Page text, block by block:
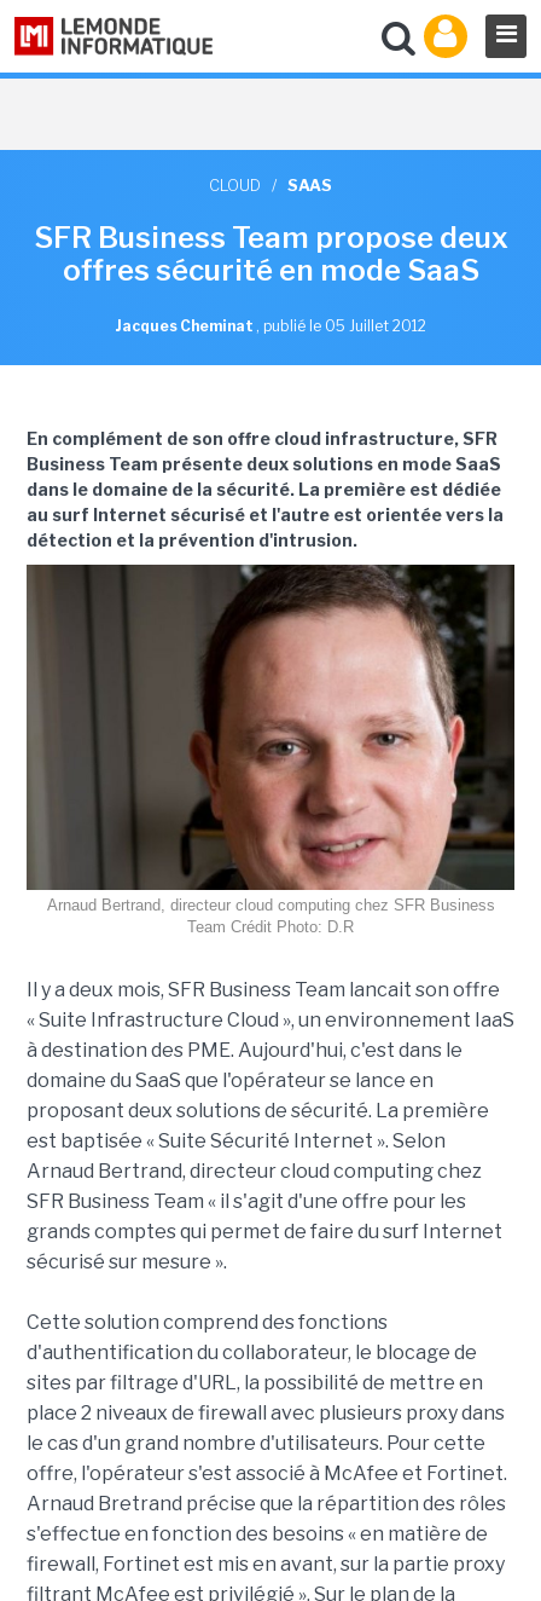
CLOUD / SAAS
SFR Business Team propose deux
offres sécurité en mode SaaS
Jacques Cheminat , publié le 05 Juillet 2012
En complément de son offre cloud infrastructure, SFR
Business Team présente deux solutions en mode SaaS
dans le domaine de la sécurité. La première est dédiée
au surf Internet sécurisé et l'autre est orientée vers la
détection et la prévention d'intrusion.
Arnaud Bertrand, directeur cloud computing chez SFR Business
Team Crédit Photo: D.R
Il y a deux mois, SFR Business Team lancait son offre
« Suite Infrastructure Cloud », un environnement IaaS
à destination des PME. Aujourd'hui, c'est dans le
domaine du SaaS que l'opérateur se lance en
proposant deux solutions de sécurité. La première
est baptisée « Suite Sécurité Internet ». Selon
Arnaud Bertrand, directeur cloud computing chez
SFR Business Team « il s'agit d'une offre pour les
grands comptes qui permet de faire du surf Internet
sécurisé sur mesure ».
Cette solution comprend des fonctions
d'authentification du collaborateur, le blocage de
sites par filtrage d'URL, la possibilité de mettre en
place 2 niveaux de firewall avec plusieurs proxy dans
le cas d'un grand nombre d'utilisateurs. Pour cette
offre, l'opérateur s'est associé à McAfee et Fortinet.
Arnaud Bretrand précise que la répartition des rôles
s'effectue en fonction des besoins « en matière de
firewall, Fortinet est mis en avant, sur la partie proxy
filtrant McAfee est privilégié ». Sur le plan de la